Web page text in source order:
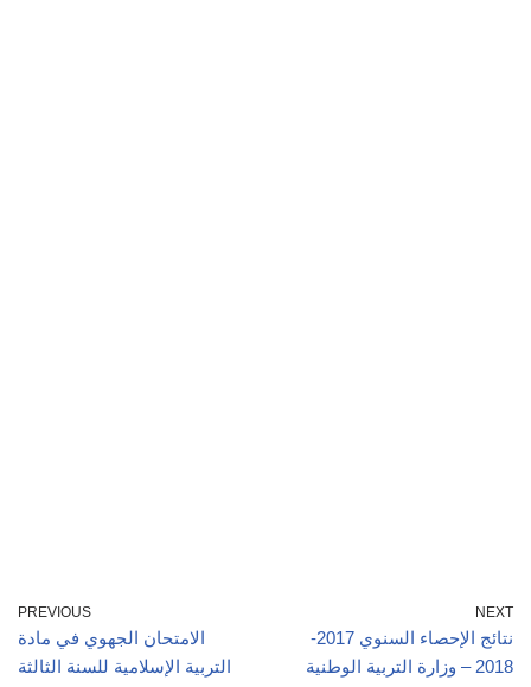
PREVIOUS
الامتحان الجهوي في مادة
التربية الإسلامية للسنة الثالثة
NEXT
نتائج الإحصاء السنوي 2017-
2018 – وزارة التربية الوطنية